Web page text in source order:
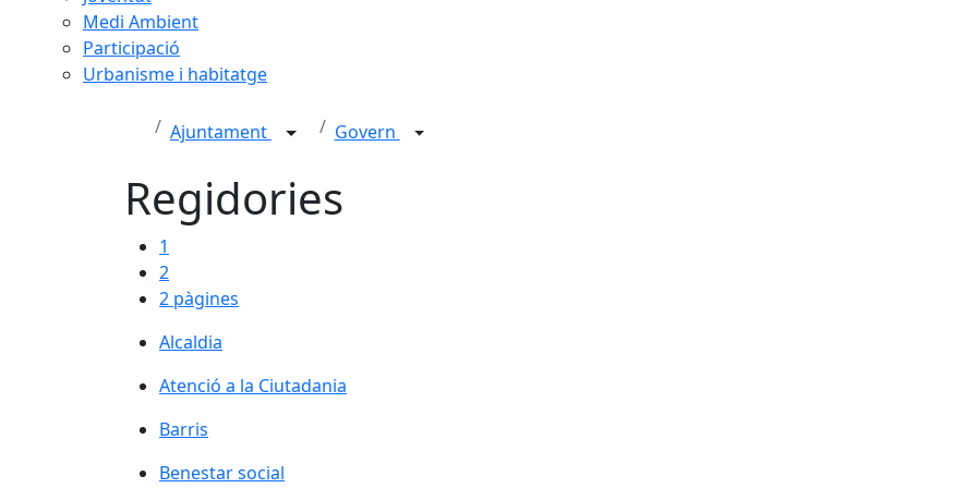
Medi Ambient
Participació
Urbanisme i habitatge
Ajuntament Govern
Regidories
1
2
2 pàgines
Alcaldia
Atenció a la Ciutadania
Barris
Benestar social